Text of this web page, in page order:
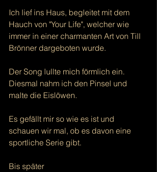
Ich lief ins Haus, begleitet mit dem
Hauch von "Your Life", welcher wie
immer in einer charmanten Art von Till
Brönner dargeboten wurde.
Der Song lullte mich förmlich ein.
Diesmal nahm ich den Pinsel und
malte die Eislöwen.
Es gefällt mir so wie es ist und
schauen wir mal, ob es davon eine
sportliche Serie gibt.
Bis später